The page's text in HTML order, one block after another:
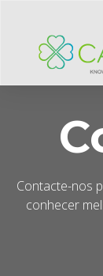
Contacte-nos
conhecer